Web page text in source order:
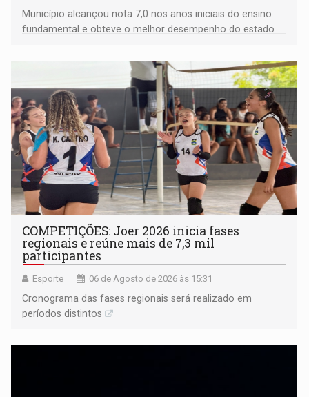
Município alcançou nota 7,0 nos anos iniciais do ensino
fundamental e obteve o melhor desempenho do estado
COMPETIÇÕES: Joer 2026 inicia fases
regionais e reúne mais de 7,3 mil
participantes
Esporte 06 de Agosto de 2026 às 15:31
Cronograma das fases regionais será realizado em
períodos distintos